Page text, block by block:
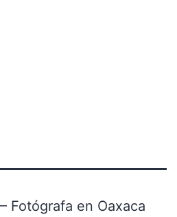
Fotógrafa en Oaxaca